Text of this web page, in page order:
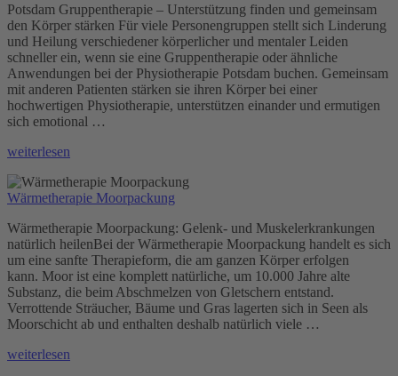
Potsdam Gruppentherapie – Unterstützung finden und gemeinsam
den Körper stärken Für viele Personengruppen stellt sich Linderung
und Heilung verschiedener körperlicher und mentaler Leiden
schneller ein, wenn sie eine Gruppentherapie oder ähnliche
Anwendungen bei der Physiotherapie Potsdam buchen. Gemeinsam
mit anderen Patienten stärken sie ihren Körper bei einer
hochwertigen Physiotherapie, unterstützen einander und ermutigen
sich emotional …
„Gruppentherapie“
weiterlesen
Wärmetherapie Moorpackung
Wärmetherapie Moorpackung: Gelenk- und Muskelerkrankungen
natürlich heilenBei der Wärmetherapie Moorpackung handelt es sich
um eine sanfte Therapieform, die am ganzen Körper erfolgen
kann. Moor ist eine komplett natürliche, um 10.000 Jahre alte
Substanz, die beim Abschmelzen von Gletschern entstand.
Verrottende Sträucher, Bäume und Gras lagerten sich in Seen als
Moorschicht ab und enthalten deshalb natürlich viele …
„Wärmetherapie
weiterlesen